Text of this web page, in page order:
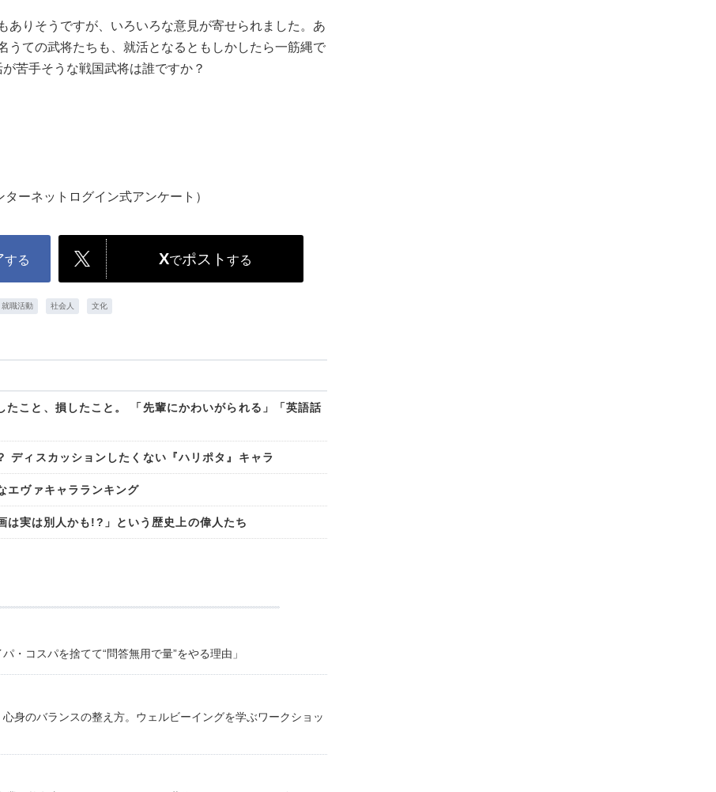
ありそうですが、いろいろな意見が寄せられました。あ
うての武将たちも、就活となるともしかしたら一筋縄で
苦手そうな戦国武将は誰ですか？
ーネットログイン式アンケート）
する Xでポスト する
就職活動 社会人 文化
たこと、損したこと。 「先輩にかわいがられる」「英語話
ディスカッションしたくない『ハリポタ』キャラ
ヴァキャラランキング
実は別人かも!?」という歴史上の偉人たち
コスパを捨てて“問答無用で量”をやる理由」
身のバランスの整え方。ウェルビーイングを学ぶワークショッ